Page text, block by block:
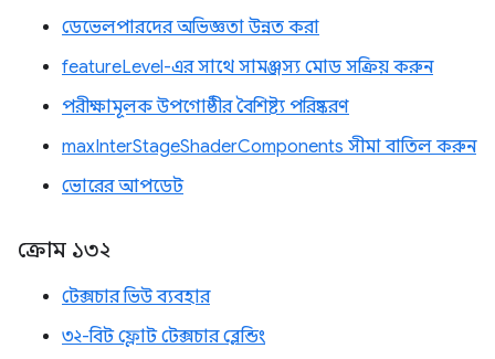
ডেভেলপারদের অভিজ্ঞতা উন্নত করা
featureLevel-এর সাথে সামঞ্জস্য মোড সক্রিয় করুন
পরীক্ষামূলক উপগোষ্ঠীর বৈশিষ্ট্য পরিষ্করণ
maxInterStageShaderComponents সীমা বাতিল করুন
ভোরের আপডেট
ক্রোম ১৩২
টেক্সচার ভিউ ব্যবহার
৩২-বিট ফ্লোট টেক্সচার ব্লেন্ডিং